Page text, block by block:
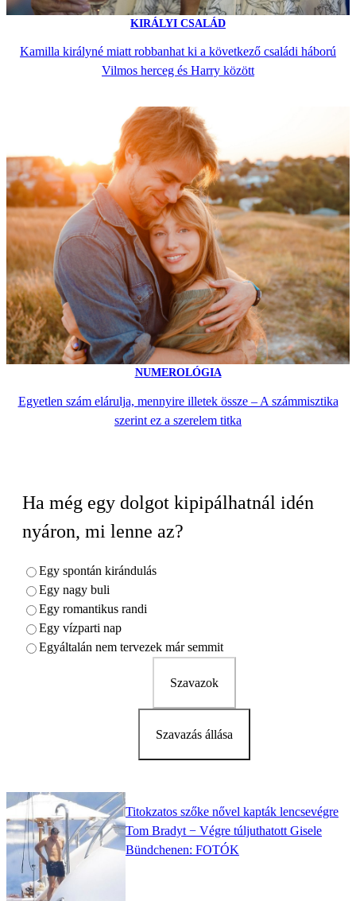
KIRÁLYI CSALÁD
Kamilla királyné miatt robbanhat ki a következő családi háború
Vilmos herceg és Harry között
NUMEROLÓGIA
Egyetlen szám elárulja, mennyire illetek össze – A számmisztika
szerint ez a szerelem titka
Ha még egy dolgot kipipálhatnál idén
nyáron, mi lenne az?
Egy spontán kirándulás
Egy nagy buli
Egy romantikus randi
Egy vízparti nap
Egyáltalán nem tervezek már semmit
Szavazok
Szavazás állása
Titokzatos szőke nővel kapták lencsevégre
Tom Bradyt − Végre túljuthatott Gisele
Bündchenen: FOTÓK